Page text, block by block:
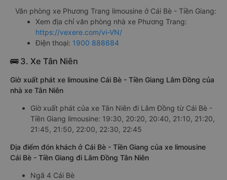
Văn phòng xe Phương Trang limousine ở Cái Bè - Tiền Giang:
Xem địa chỉ văn phòng nhà xe Phương Trang:
https://vexere.com/vi-VN/
Điện thoại: 1900 888684
🚌 3. Xe Tân Niên
Giờ xuất phát xe limousine Cái Bè - Tiền Giang Lâm Đồng của
nhà xe Tân Niên
Giờ xuất phát của xe Tân Niên đi Lâm Đồng từ Cái Bè -
Tiền Giang limousine: 19:30, 20:20, 20:40, 21:10, 21:20,
21:45, 21:50, 22:00, 22:30, 22:45
Địa điểm đón khách ở Cái Bè - Tiền Giang của xe limousine
Cái Bè - Tiền Giang đi Lâm Đồng Tân Niên
Ngã 4 Cái Bè